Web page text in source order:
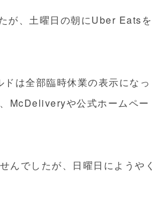
が、土曜日の朝にUber Eatsを
は全部臨時休業の表示になっ
McDeliveryや公式ホームペー
んでしたが、日曜日にようやく